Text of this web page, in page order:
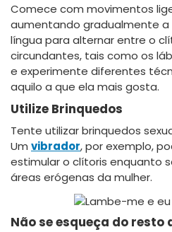
Comece com movimentos
aumentando gradualmente a
língua para alternar entre o
circundantes, tais como os
e experimente diferentes
aquilo a que ela mais gosta.
Utilize Brinquedos
Tente utilizar brinquedos
Um vibrador, por exemplo,
estimular o clítoris enquanto
áreas erógenas da mulher.
Não se esqueça do resto